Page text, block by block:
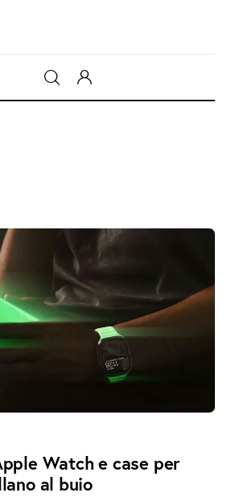
x
Watch e case per
al buio